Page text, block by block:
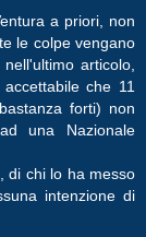
a priori, non
le colpe vengano
articolo,
che 11
forti) non
una Nazionale
di chi lo ha messo
intenzione di